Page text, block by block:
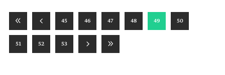
45 46 47 48 49 50
51 52 53